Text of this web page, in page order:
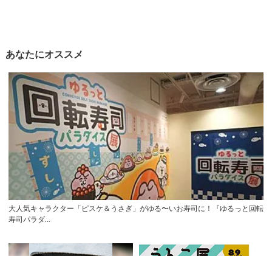
あなたにオススメ
大人気キャラクター「ピスケ＆うさぎ」がゆる〜いお寿司に！『ゆるっと回転
寿司パラダ...